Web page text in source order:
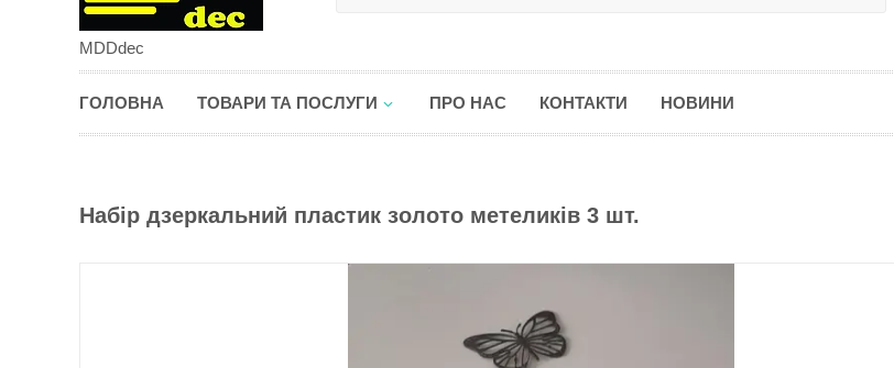
MDDdec
ГОЛОВНА ТОВАРИ ТА ПОСЛУГИ ПРО НАС КОНТАКТИ НОВИНИ
Набір дзеркальний пластик золото метеликів 3 шт.